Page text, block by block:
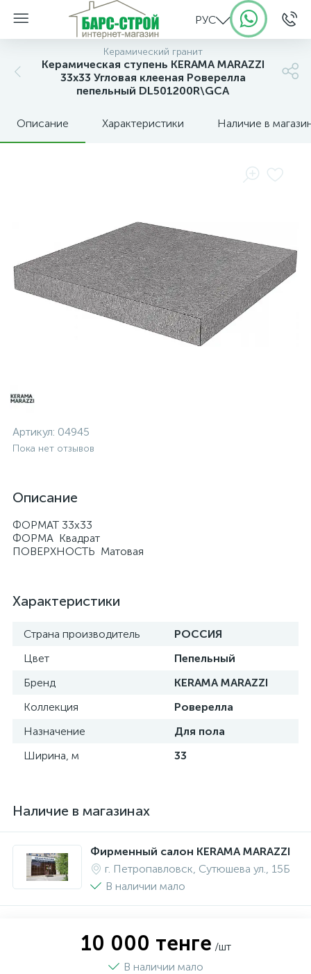
РУС
Керамический гранит
Керамическая ступень KERAMA MARAZZI
33х33 Угловая клееная Роверелла
пепельный DL501200R\GCA
Описание Характеристики Наличие в
Артикул: 04945
Пока нет отзывов
Описание
ФОРМАТ 33х33
ФОРМА Квадрат
ПОВЕРХНОСТЬ Матовая
Характеристики
Страна производитель
РОССИЯ
Цвет
Пепельный
Бренд
KERAMA MARAZZI
Коллекция
Роверелла
Назначение
Для пола
Ширина, м
33
Наличие в магазинах
Фирменный салон KERAMA MARAZZI
г. Петропавловск, Сутюшева ул., 15Б
В наличии мало
10 000 тенге /шт
В наличии мало